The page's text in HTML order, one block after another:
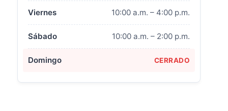
Viernes 10:00 a.m. – 4:00 p.m.
Sábado 10:00 a.m. – 2:00 p.m.
Domingo CERRADO